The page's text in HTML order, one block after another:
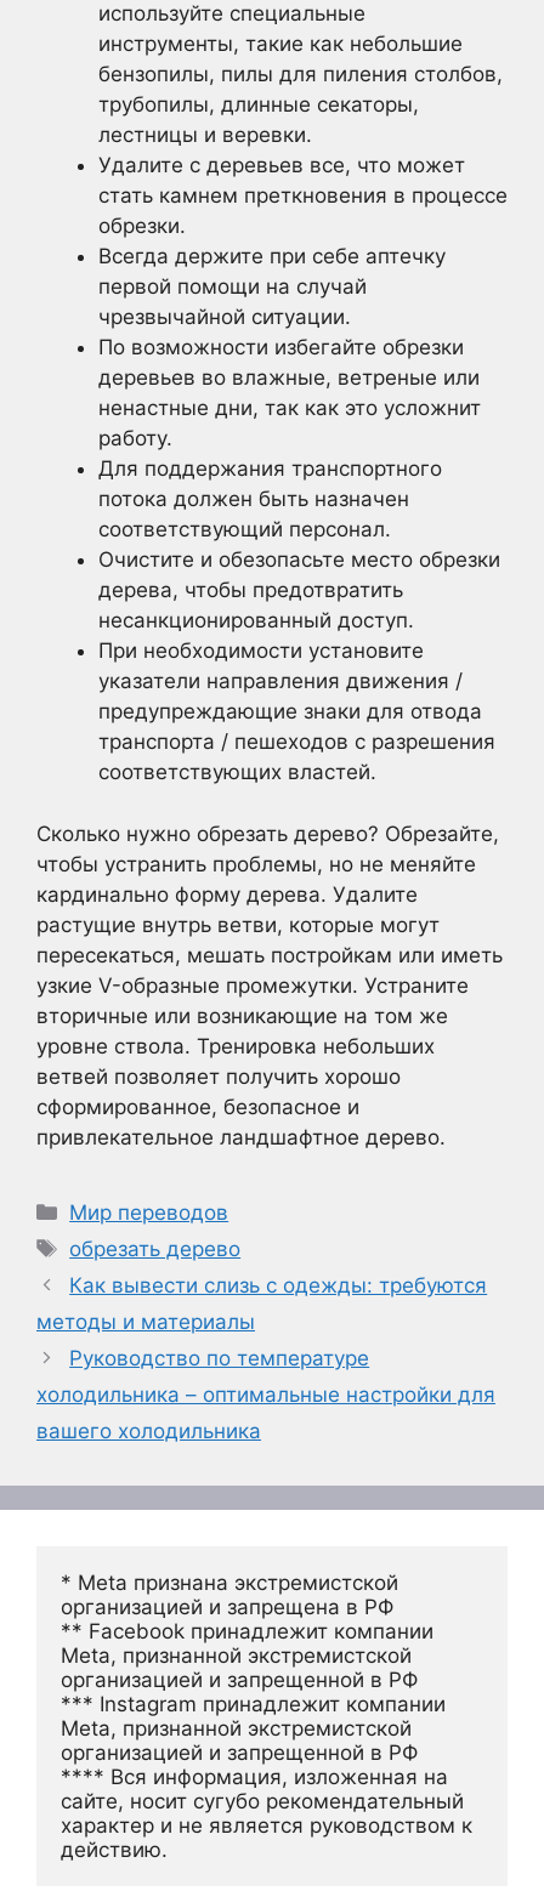
используйте специальные
инструменты, такие как небольшие
бензопилы, пилы для пиления столбов,
трубопилы, длинные секаторы,
лестницы и веревки.
Удалите с деревьев все, что может
стать камнем преткновения в процессе
обрезки.
Всегда держите при себе аптечку
первой помощи на случай
чрезвычайной ситуации.
По возможности избегайте обрезки
деревьев во влажные, ветреные или
ненастные дни, так как это усложнит
работу.
Для поддержания транспортного
потока должен быть назначен
соответствующий персонал.
Очистите и обезопасьте место обрезки
дерева, чтобы предотвратить
несанкционированный доступ.
При необходимости установите
указатели направления движения /
предупреждающие знаки для отвода
транспорта / пешеходов с разрешения
соответствующих властей.
Сколько нужно обрезать дерево? Обрезайте,
чтобы устранить проблемы, но не меняйте
кардинально форму дерева. Удалите
растущие внутрь ветви, которые могут
пересекаться, мешать постройкам или иметь
узкие V-образные промежутки. Устраните
вторичные или возникающие на том же
уровне ствола. Тренировка небольших
ветвей позволяет получить хорошо
сформированное, безопасное и
привлекательное ландшафтное дерево.
Рубрики
Мир переводов
Метки
обрезать дерево
Как вывести слизь с одежды: требуются
методы и материалы
Руководство по температуре
холодильника – оптимальные настройки для
вашего холодильника
* Meta признана экстремистской
организацией и запрещена в РФ
** Facebook принадлежит компании
Meta, признанной экстремистской
организацией и запрещенной в РФ
*** Instagram принадлежит компании
Meta, признанной экстремистской
организацией и запрещенной в РФ
**** Вся информация, изложенная на
сайте, носит сугубо рекомендательный
характер и не является руководством к
действию.